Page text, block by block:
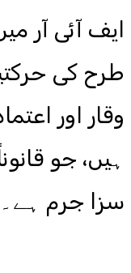
ایف آئی آر
طرح کی
وقار اور
ہیں، جو
سزا جرم ہے۔